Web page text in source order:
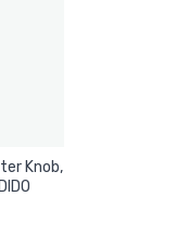
Knob,